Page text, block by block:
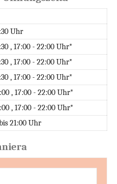
Uhr
, 17:00 - 22:00 Uhr*
, 17:00 - 22:00 Uhr*
, 17:00 - 22:00 Uhr*
, 17:00 - 22:00 Uhr*
, 17:00 - 22:00 Uhr*
21:00 Uhr